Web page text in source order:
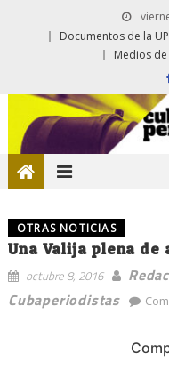
Documentos de la
Medios
OTRAS NOTICIAS
Una Valija plena
octubre 8, 2016
Cubaperiodistas